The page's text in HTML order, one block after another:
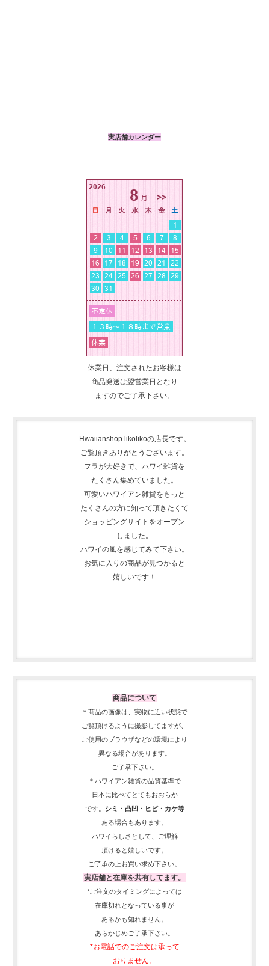
実店舗カレンダー
休業日、注文されたお客様は
商品発送は翌営業日となり
ますのでご了承下さい。
Hwaiianshop likolikoの店長です。
ご覧頂きありがとうございます。
フラが大好きで、 ハワイ雑貨を
たくさん集めていました。
可愛いハワイアン雑貨をもっと
たくさんの方に知って頂きたくて
ショッピングサイトをオープン
しました。
ハワイの風を感じてみて下さい。
お気に入りの商品が見つかると
嬉しいです！
商品について
＊商品の画像は、実物に近い状態で
ご覧頂けるように撮影してますが、
ご使用のブラウザなどの環境により
異なる場合があります。
ご了承下さい。
＊ハワイアン雑貨の品質基準で
日本に比べてとてもおおらか
です。
シミ・凸凹・ヒビ・カケ等
ある場合もあります。
ハワイらしさとして、
ご理解
頂ける と嬉しいです。
ご了承の上お買い求め下さい。
実店舗と在庫を共有してます。
*ご注文のタイミングによっては
在庫切れとなっている事が
あるかも知れません。
あらかじめご了承下さい。
*お電話でのご注文は承って
おりません。